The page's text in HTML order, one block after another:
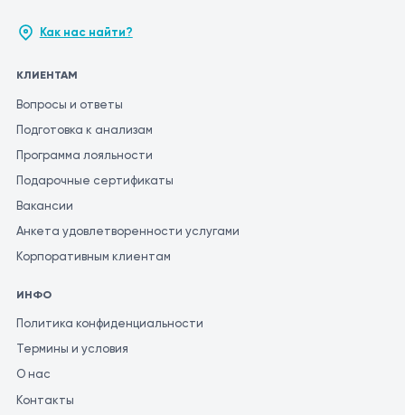
Как нас найти?
КЛИЕНТАМ
Вопросы и ответы
Подготовка к анализам
Программа лояльности
Подарочные сертификаты
Вакансии
Анкета удовлетворенности услугами
Корпоративным клиентам
ИНФО
Политика конфиденциальности
Термины и условия
О нас
Контакты